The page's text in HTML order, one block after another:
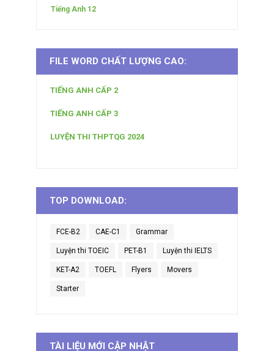
Tiếng Anh 12
FILE WORD CHẤT LƯỢNG CAO:
TIẾNG ANH CẤP 2
TIẾNG ANH CẤP 3
LUYỆN THI THPTQG 2024
TOP DOWNLOAD:
FCE-B2 CAE-C1 Grammar
Luyện thi TOEIC PET-B1 Luyện thi IELTS
KET-A2 TOEFL Flyers Movers
Starter
TÀI LIỆU MỚI CẬP NHẬT